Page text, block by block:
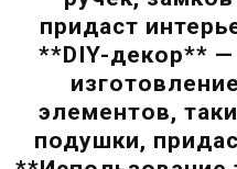
придаст
**DIY-декор** —
элементов,
подушки,